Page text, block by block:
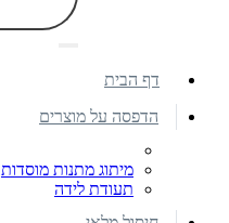
דף הבית
הדפסה על מוצרים
מיתוג מתנות מוסדות
תעודת לידה